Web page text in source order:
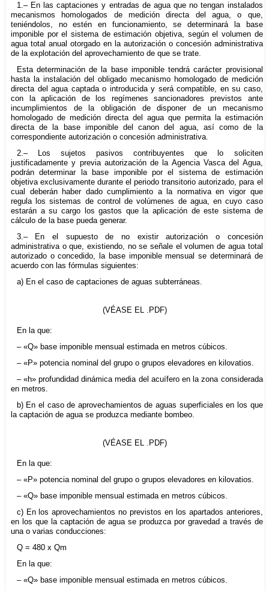
1.– En las captaciones y entradas de agua que no tengan instalados
mecanismos homologados de medición directa del agua, o que,
teniéndolos, no estén en funcionamiento, se determinará la base
imponible por el sistema de estimación objetiva, según el volumen de
agua total anual otorgado en la autorización o concesión administrativa
de la explotación del aprovechamiento de que se trate.
Esta determinación de la base imponible tendrá carácter provisional
hasta la instalación del obligado mecanismo homologado de medición
directa del agua captada o introducida y será compatible, en su caso,
con la aplicación de los regímenes sancionadores previstos ante
incumplimientos de la obligación de disponer de un mecanismo
homologado de medición directa del agua que permita la estimación
directa de la base imponible del canon del agua, así como de la
correspondiente autorización o concesión administrativa.
2.– Los sujetos pasivos contribuyentes que lo soliciten
justificadamente y previa autorización de la Agencia Vasca del Agua,
podrán determinar la base imponible por el sistema de estimación
objetiva exclusivamente durante el periodo transitorio autorizado, para el
cual deberán haber dado cumplimiento a la normativa en vigor que
regula los sistemas de control de volúmenes de agua, en cuyo caso
estarán a su cargo los gastos que la aplicación de este sistema de
cálculo de la base pueda generar.
3.– En el supuesto de no existir autorización o concesión
administrativa o que, existiendo, no se señale el volumen de agua total
autorizado o concedido, la base imponible mensual se determinará de
acuerdo con las fórmulas siguientes:
a) En el caso de captaciones de aguas subterráneas.
(VÉASE EL .PDF)
En la que:
– «Q» base imponible mensual estimada en metros cúbicos.
– «P» potencia nominal del grupo o grupos elevadores en kilovatios.
– «h» profundidad dinámica media del acuífero en la zona considerada
en metros.
b) En el caso de aprovechamientos de aguas superficiales en los que
la captación de agua se produzca mediante bombeo.
(VÉASE EL .PDF)
En la que:
– «P» potencia nominal del grupo o grupos elevadores en kilovatios.
– «Q» base imponible mensual estimada en metros cúbicos.
c) En los aprovechamientos no previstos en los apartados anteriores,
en los que la captación de agua se produzca por gravedad a través de
una o varias conducciones:
Q = 480 x Qm
En la que:
– «Q» base imponible mensual estimada en metros cúbicos.